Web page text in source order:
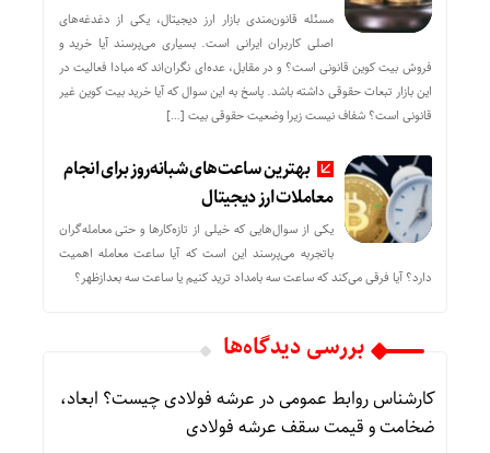
مسئله قانون‌مندی بازار ارز دیجیتال، یکی از دغدغه‌های
اصلی کاربران ایرانی است. بسیاری می‌پرسند آیا خرید و
فروش بیت کوین قانونی است؟ و در مقابل، عده‌ای نگران‌اند که مبادا فعالیت در
این بازار تبعات حقوقی داشته باشد. پاسخ به این سوال که آیا خرید بیت کوین غیر
قانونی است؟ شفاف نیست زیرا وضعیت حقوقی بیت‌ […]
بهترین ساعت‌های شبانه‌روز برای انجام
معاملات ارز دیجیتال
یکی از سوال‌هایی که خیلی از تازه‌کارها و حتی معامله‌گران
باتجربه می‌پرسند این است که آیا ساعت معامله اهمیت
دارد؟ آیا فرقی می‌کند که ساعت سه بامداد ترید کنیم یا ساعت سه بعدازظهر؟
بررسی دیدگاه‌ها
کارشناس روابط عمومیدر عرشه فولادی چیست؟ ابعاد،
ضخامت و قیمت سقف عرشه فولادی